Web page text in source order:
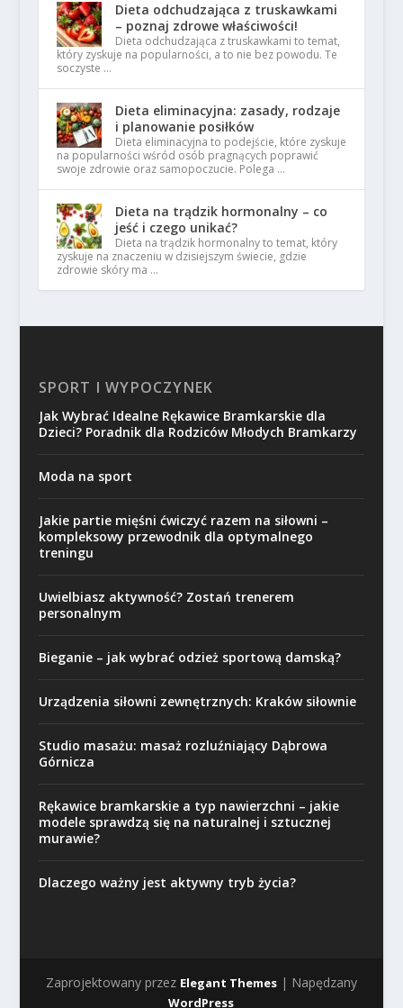
Dieta odchudzająca z truskawkami
– poznaj zdrowe właściwości!
Dieta odchudzająca z truskawkami to temat,
który zyskuje na popularności, a to nie bez powodu. Te
soczyste …
Dieta eliminacyjna: zasady, rodzaje
i planowanie posiłków
Dieta eliminacyjna to podejście, które zyskuje
na popularności wśród osób pragnących poprawić
swoje zdrowie oraz samopoczucie. Polega …
Dieta na trądzik hormonalny – co
jeść i czego unikać?
Dieta na trądzik hormonalny to temat, który
zyskuje na znaczeniu w dzisiejszym świecie, gdzie
zdrowie skóry ma …
SPORT I WYPOCZYNEK
Jak Wybrać Idealne Rękawice Bramkarskie dla
Dzieci? Poradnik dla Rodziców Młodych Bramkarzy
Moda na sport
Jakie partie mięśni ćwiczyć razem na siłowni –
kompleksowy przewodnik dla optymalnego
treningu
Uwielbiasz aktywność? Zostań trenerem
personalnym
Bieganie – jak wybrać odzież sportową damską?
Urządzenia siłowni zewnętrznych: Kraków siłownie
Studio masażu: masaż rozluźniający Dąbrowa
Górnicza
Rękawice bramkarskie a typ nawierzchni – jakie
modele sprawdzą się na naturalnej i sztucznej
murawie?
Dlaczego ważny jest aktywny tryb życia?
Zaprojektowany przez Elegant Themes| Napędzany
WordPress